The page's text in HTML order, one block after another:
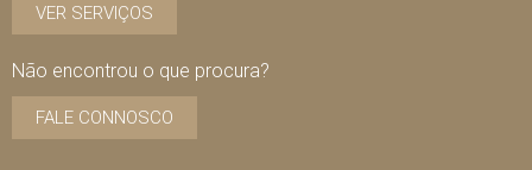
VER SERVIÇOS
Não encontrou o que procura?
FALE CONNOSCO